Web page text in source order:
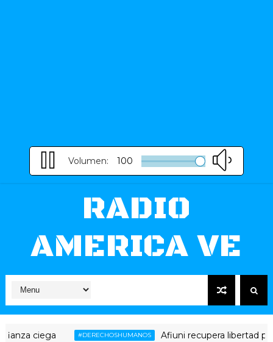
Volumen: 100
RADIO
AMERICA VE
ciega #DERECHOSHUMANOS Afiuni recupera libertad plena